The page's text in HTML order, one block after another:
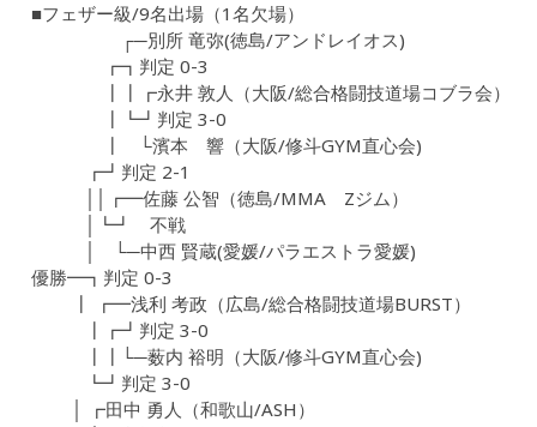
■フェザー級/9名出場（1名欠場）
┌─別所 竜弥(徳島/アンドレイオス)
┏┓判定 0-3
┃┃┏永井 敦人（大阪/総合格闘技道場コブラ会）
┃┗┛判定 3-0
┃ └濱本 響（大阪/修斗GYM直心会)
┏┛判定 2-1
││┏━佐藤 公智（徳島/MMA Zジム）
│┗┛ 不戦
│ └─中西 賢蔵(愛媛/パラエストラ愛媛)
優勝━┓判定 0-3
┃ ┏━浅利 考政（広島/総合格闘技道場BURST）
┃┏┛判定 3-0
┃┃└─薮内 裕明（大阪/修斗GYM直心会)
┗┛判定 3-0
│ ┏田中 勇人（和歌山/ASH）